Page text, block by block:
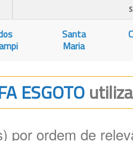
Santa
Maria
ESGOTO
por ordem de